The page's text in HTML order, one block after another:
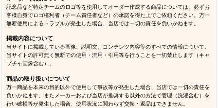
記念品など特定チームのロゴ等を使用してオーダー作成する商品については、必ずお
客様自身でロゴ権利者（チーム責任者など）の承諾を得た上でご依頼ください。万一
無断使用によるトラブルが発生した場合、当店では一切の責任を負いかねます。
掲載内容について
当サイトに掲載している画像、説明文、コンテンツ内容等のすべての情報について、
当サイトの許可無く無断での使用・流用・引用等を行うことを一切禁止します（キャ
プチャ画像含む）。
商品の取り扱いについて
万一商品を本来の目的以外で使用して事故等が発生した場合、当店では一切の責任を
負いかねます。またメーカーおよび当店が推奨する以外の方法で管理（洗濯含む）を
行い破損等が発生した場合、使用状況に関わらず交換・返品はできません。